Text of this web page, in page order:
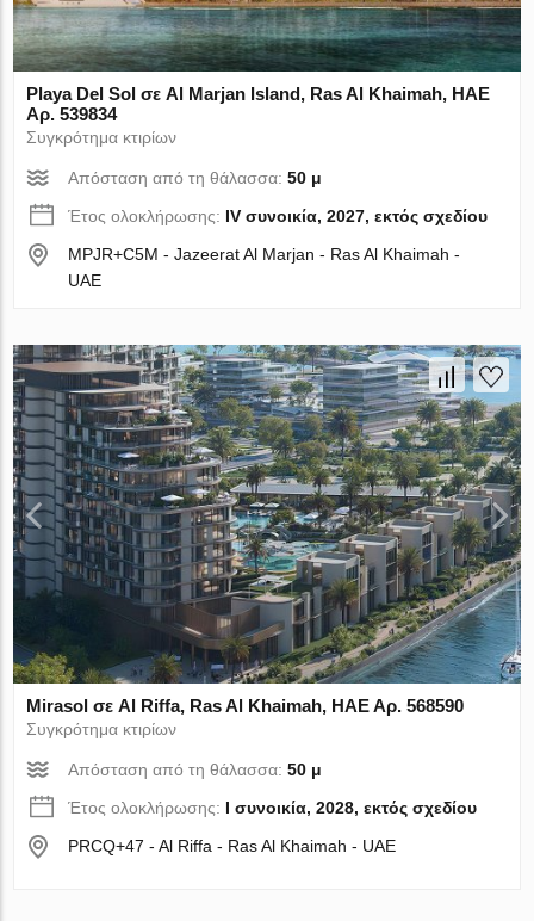
Playa Del Sol σε Al Marjan Island, Ras Al Khaimah, ΗΑΕ
Αρ. 539834
Συγκρότημα κτιρίων
Απόσταση από τη θάλασσα:50 μ
Έτος ολοκλήρωσης: IV συνοικία, 2027, εκτός σχεδίου
MPJR+C5M - Jazeerat Al Marjan - Ras Al Khaimah -
UAE
Mirasol σε Al Riffa, Ras Al Khaimah, ΗΑΕ Αρ. 568590
Συγκρότημα κτιρίων
Απόσταση από τη θάλασσα:50 μ
Έτος ολοκλήρωσης: I συνοικία, 2028, εκτός σχεδίου
PRCQ+47 - Al Riffa - Ras Al Khaimah - UAE